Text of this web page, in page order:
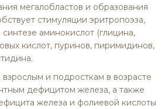
мегалобластов и образования
стимуляции эритропоэза,
аминокислот (глицина,
кислот, пуринов, пиримидинов,
и подросткам в возрасте
дефицитом железа, а также
железа и фолиевой кислоты